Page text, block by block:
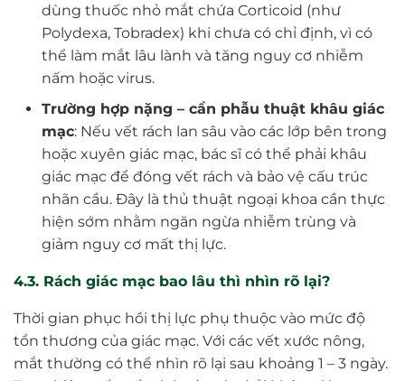
dùng thuốc nhỏ mắt chứa Corticoid (như
Polydexa, Tobradex) khi chưa có chỉ định, vì có
thể làm mắt lâu lành và tăng nguy cơ nhiễm
nấm hoặc virus.
Trường hợp nặng – cần phẫu thuật khâu giác
mạc: Nếu vết rách lan sâu vào các lớp bên trong
hoặc xuyên giác mạc, bác sĩ có thể phải khâu
giác mạc để đóng vết rách và bảo vệ cấu trúc
nhãn cầu. Đây là thủ thuật ngoại khoa cần thực
hiện sớm nhằm ngăn ngừa nhiễm trùng và
giảm nguy cơ mất thị lực.
4.3. Rách giác mạc bao lâu thì nhìn rõ lại?
Thời gian phục hồi thị lực phụ thuộc vào mức độ
tổn thương của giác mạc. Với các vết xước nông,
mắt thường có thể nhìn rõ lại sau khoảng 1 – 3 ngày.